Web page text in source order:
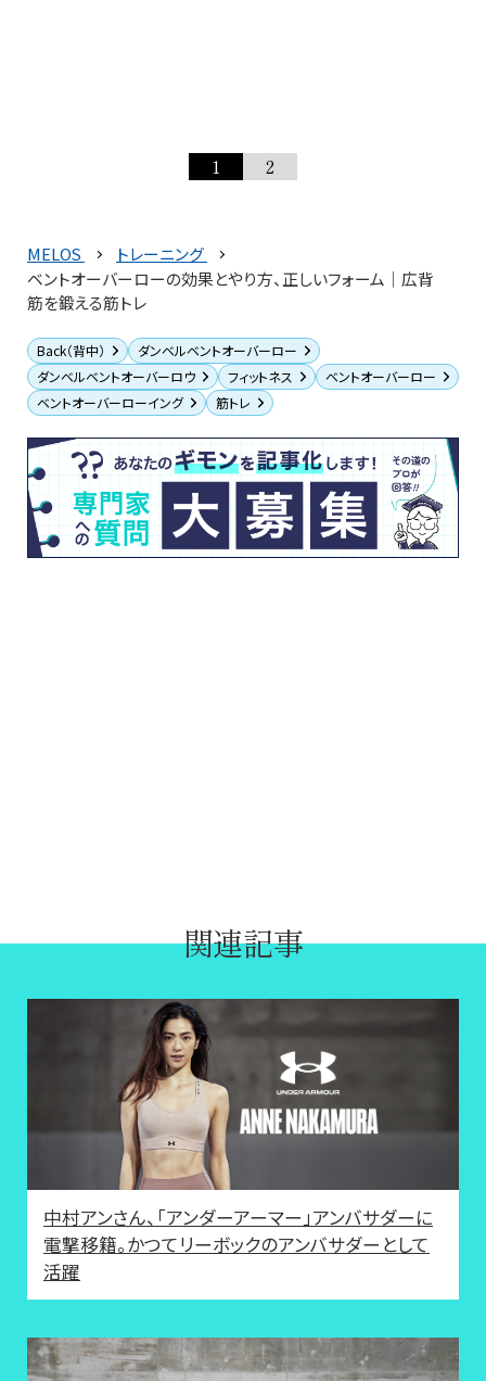
1 2
MELOS
トレーニング
ベントオーバーローの効果とやり方、正しいフォーム｜広背
筋を鍛える筋トレ
Back（背中）
ダンベルベントオーバーロー
ダンベルベントオーバーロウ
フィットネス
ベントオーバーロー
ベントオーバーローイング
筋トレ
関連記事
中村アンさん、「アンダーアーマー」アンバサダーに
電撃移籍。かつてリーボックのアンバサダーとして
活躍